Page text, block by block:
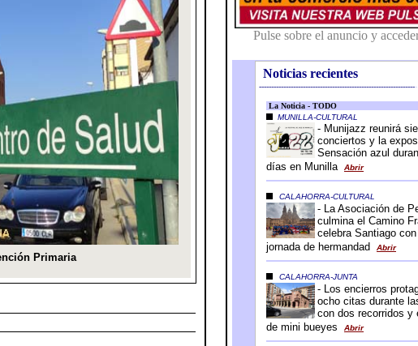
Noticias recientes
-----------------------------------------------------------------